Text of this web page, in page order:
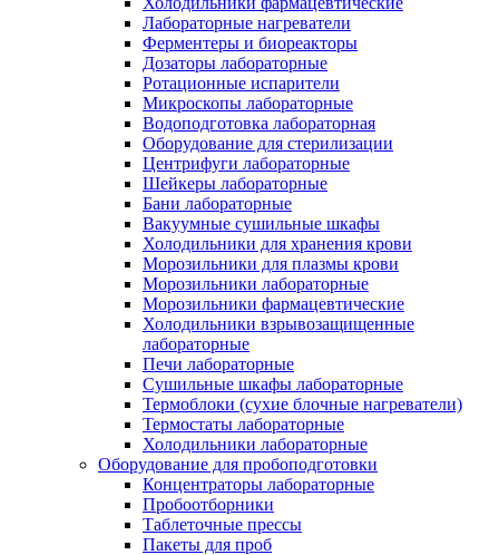
Лабораторные нагреватели
Ферментеры и биореакторы
Дозаторы лабораторные
Ротационные испарители
Микроскопы лабораторные
Водоподготовка лабораторная
Оборудование для стерилизации
Центрифуги лабораторные
Шейкеры лабораторные
Бани лабораторные
Вакуумные сушильные шкафы
Холодильники для хранения крови
Морозильники для плазмы крови
Морозильники лабораторные
Морозильники фармацевтические
Холодильники взрывозащищенные
лабораторные
Печи лабораторные
Сушильные шкафы лабораторные
Термоблоки (сухие блочные нагреватели)
Термостаты лабораторные
Холодильники лабораторные
Оборудование для пробоподготовки
Концентраторы лабораторные
Пробоотборники
Таблеточные прессы
Пакеты для проб